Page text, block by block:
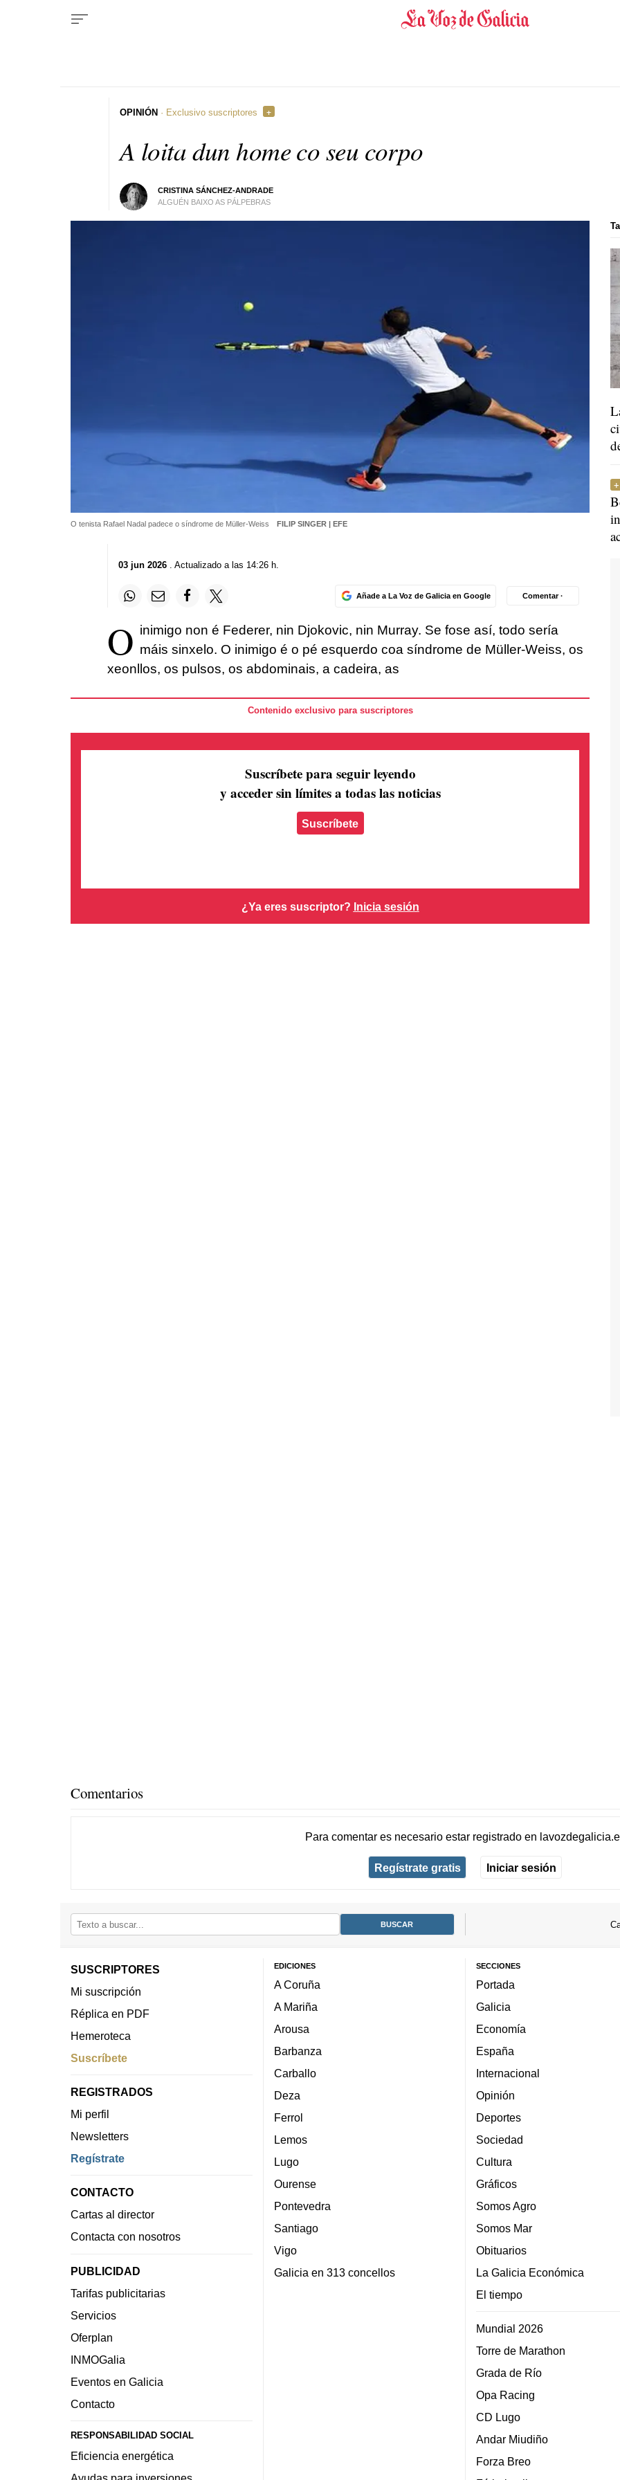
A loita dun home co seu corpo
CRISTINA SÁNCHEZ-ANDRADE
ALGUÉN BAIXO AS PÁLPEBRAS
OPINIÓN · Exclusivo suscriptores
O tenista Rafael Nadal padece o síndrome de Müller-Weiss FILIP SINGER | EFE
03 jun 2026. Actualizado a las 14:26 h.
Añade a La Voz de Galicia en Google Comentar ·
O inimigo non é Federer, nin Djokovic, nin Murray. Se fose así, todo sería
máis sinxelo. O inimigo é o pé esquerdo coa síndrome de Müller-Weiss, os
xeonllos, os pulsos, os abdominais, a cadeira, as
Contenido exclusivo para suscriptores
Suscríbete para seguir leyendo
y acceder sin límites a todas las noticias
Suscríbete
¿Ya eres suscriptor? Inicia sesión
Comentarios
Para comentar es necesario estar registradoen
Regístrate gratis Iniciar sesión
SUSCRIPTORES
Mi suscripción
Réplica en PDF
Hemeroteca
Suscríbete
REGISTRADOS
Mi perfil
Newsletters
Regístrate
CONTACTO
Cartas al director
Contacta con nosotros
PUBLICIDAD
Tarifas publicitarias
Servicios
Oferplan
INMOGalia
Eventos en Galicia
Contacto
RESPONSABILIDAD SOCIAL
Eficiencia energética
EDICIONES
A Coruña
A Mariña
Arousa
Barbanza
Carballo
Deza
Ferrol
Lemos
Lugo
Ourense
Pontevedra
Santiago
Vigo
Galicia en 313 concellos
SECCIONES
Portada
Galicia
Economía
España
Internacional
Opinión
Deportes
Sociedad
Cultura
Gráficos
Somos Agro
Somos Mar
Obituarios
La Galicia Económica
El tiempo
Mundial 2026
Torre de Marathon
Grada de Río
Opa Racing
CD Lugo
Andar Miudiño
Forza Breo